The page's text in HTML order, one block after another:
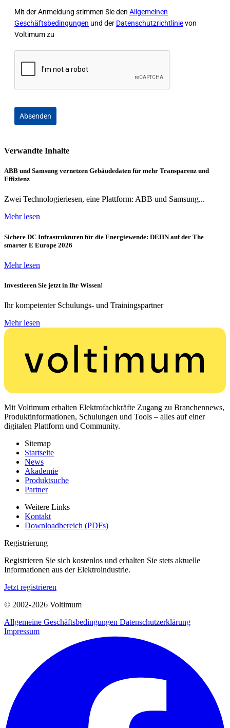
Mit der Anmeldung stimmen Sie den Allgemeinen
Geschäftsbedingungen und der Datenschutzrichtlinievon
Voltimum zu
Absenden
Verwandte Inhalte
ABB und Samsung vernetzen Gebäudedaten für mehr Transparenz und
Effizienz
Zwei Technologieriesen, eine Plattform: ABB und Samsung...
Mehr lesen
Sichere DC Infrastrukturen für die Energiewende: DEHN auf der The
smarter E Europe 2026
Mehr lesen
Investieren Sie jetzt in Ihr Wissen!
Ihr kompetenter Schulungs- und Trainingspartner
Mehr lesen
Mit Voltimum erhalten Elektrofachkräfte Zugang zu Branchennews,
Produktinformationen, Schulungen und Tools – alles auf einer
digitalen Plattform und Community.
Sitemap
Startseite
News
Akademie
Produktsuche
Partner
Weitere Links
Kontakt
Downloadbereich (PDFs)
Registrierung
Registrieren Sie sich kostenlos und erhalten Sie stets aktuelle
Informationen aus der Elektroindustrie.
Jetzt registrieren
© 2002-2026 Voltimum
Allgemeine Geschäftsbedingungen Datenschutzerklärung
Impressum